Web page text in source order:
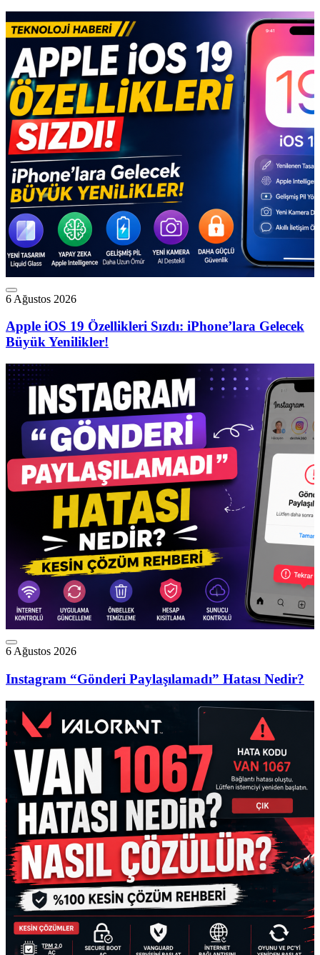
6 Ağustos 2026
Apple iOS 19 Özellikleri Sızdı: iPhone’lara Gelecek
Büyük Yenilikler!
6 Ağustos 2026
Instagram “Gönderi Paylaşılamadı” Hatası Nedir?